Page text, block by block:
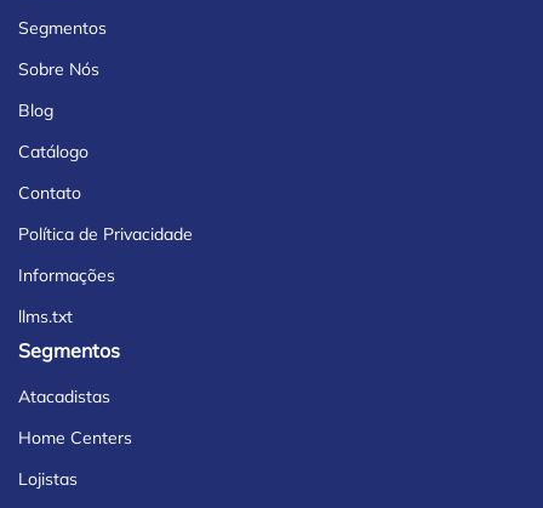
Segmentos
Sobre Nós
Blog
Catálogo
Contato
Política de Privacidade
Informações
llms.txt
Segmentos
Atacadistas
Home Centers
Lojistas